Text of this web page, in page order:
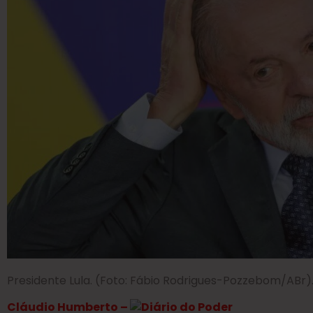
Presidente Lula. (Foto: Fábio Rodrigues-Pozzebom/ABr).
Cláudio Humberto –